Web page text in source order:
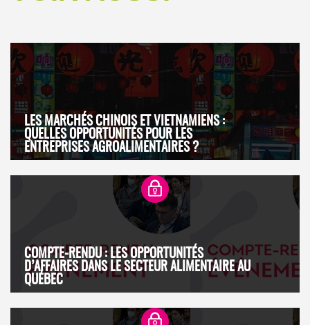
LES MARCHÉS CHINOIS ET VIETNAMIENS :
QUELLES OPPORTUNITÉS POUR LES
ENTREPRISES AGROALIMENTAIRES ?
COMPTE-RENDU : LES OPPORTUNITÉS
D’AFFAIRES DANS LE SECTEUR ALIMENTAIRE AU
QUÉBEC